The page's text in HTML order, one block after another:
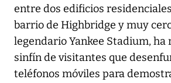
entre dos edificios
barrio de Highbridge y muy
legendario Yankee Stadium, ha
sinfín de visitantes que
teléfonos móviles para